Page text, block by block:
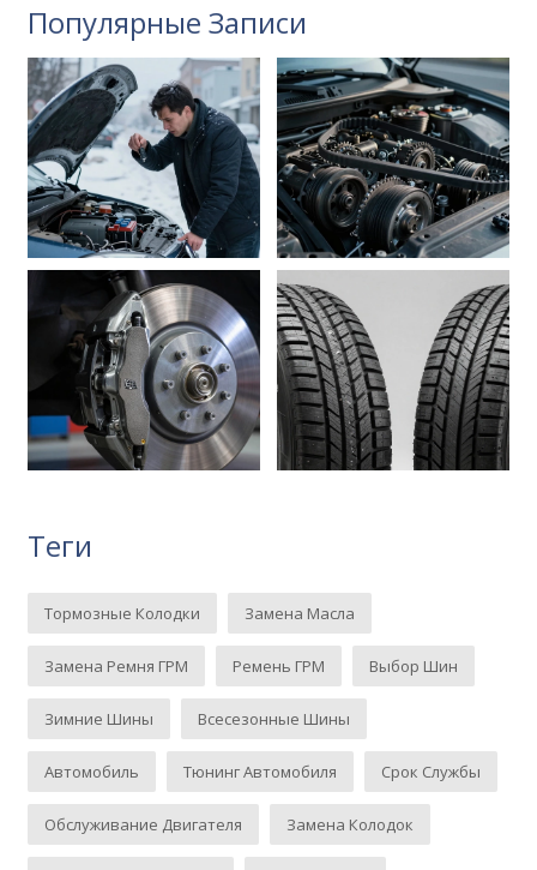
Популярные Записи
Теги
Тормозные Колодки Замена Масла
Замена Ремня ГРМ Ремень ГРМ Выбор Шин
Зимние Шины Всесезонные Шины
Автомобиль Тюнинг Автомобиля Срок Службы
Обслуживание Двигателя Замена Колодок